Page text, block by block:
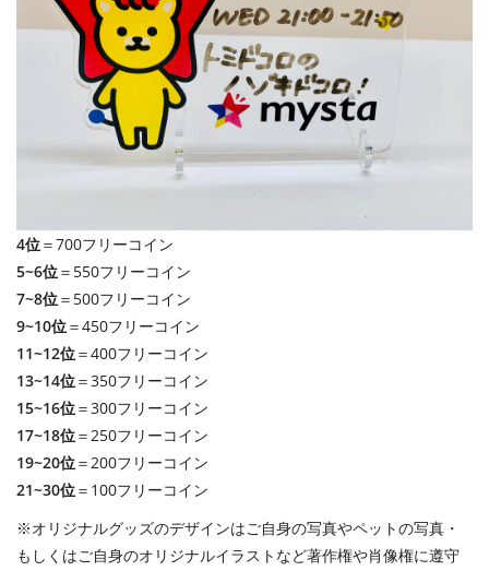
4位＝700フリーコイン
5~6位＝550フリーコイン
7~8位＝500フリーコイン
9~10位＝450フリーコイン
11~12位＝400フリーコイン
13~14位＝350フリーコイン
15~16位＝300フリーコイン
17~18位＝250フリーコイン
19~20位＝200フリーコイン
21~30位＝100フリーコイン
※オリジナルグッズのデザインはご自身の写真やペットの写真・
もしくはご自身のオリジナルイラストなど著作権や肖像権に遵守